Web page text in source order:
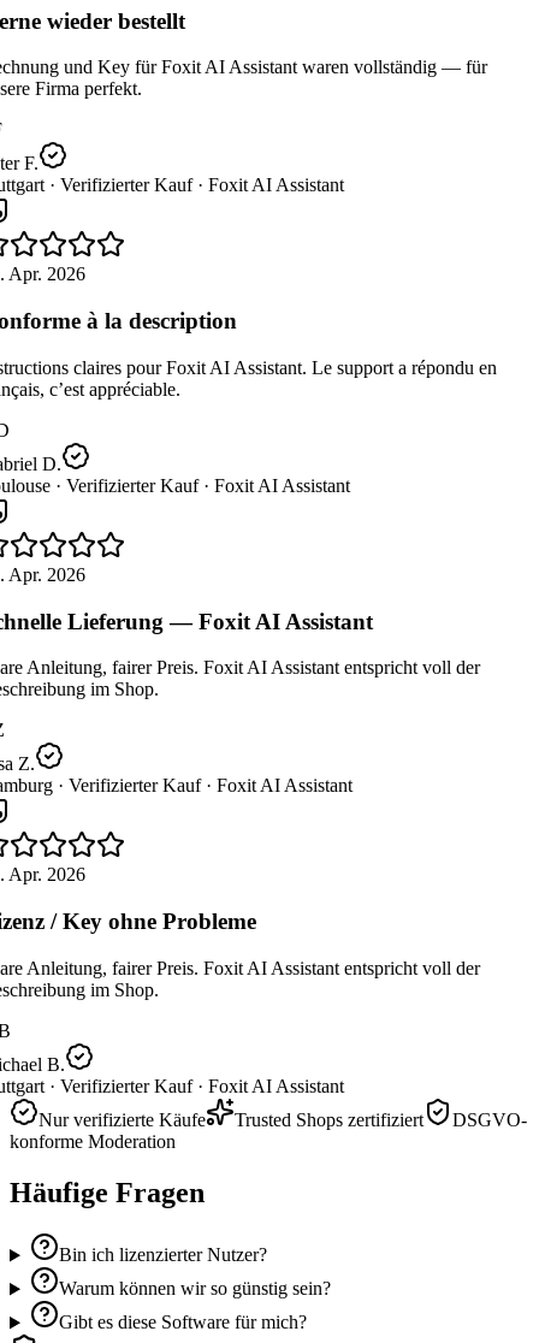
wieder bestellt
und Key für Foxit AI Assistant waren vollständig — für
Firma perfekt.
F.
· Verifizierter Kauf · Foxit AI Assistant
Apr. 2026
à la description
claires pour Foxit AI Assistant. Le support a répondu en
c’est appréciable.
D.
· Verifizierter Kauf · Foxit AI Assistant
Apr. 2026
Lieferung — Foxit AI Assistant
Anleitung, fairer Preis. Foxit AI Assistant entspricht voll der
im Shop.
Z.
· Verifizierter Kauf · Foxit AI Assistant
Apr. 2026
/ Key ohne Probleme
Anleitung, fairer Preis. Foxit AI Assistant entspricht voll der
im Shop.
B.
· Verifizierter Kauf · Foxit AI Assistant
Nur verifizierte Käufe
Trusted Shops zertifiziert
DSGVO-
konforme Moderation
Häufige Fragen
Bin ich lizenzierter Nutzer?
Warum können wir so günstig sein?
Gibt es diese Software für mich?